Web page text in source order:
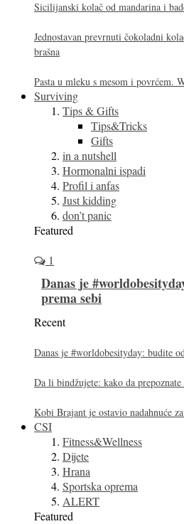
Sicilijanski kolač od mandarina i
Jednostavan prevrnuti čokoladni
brašna
Pasta u mleku s mesom i povrćem.
Surviving
Tips & Gifts
Tips&Tricks
Gifts
in a nutshell
Hormonalni ispadi
Profil i anfas
Just kidding
don’t panic
Featured
1
Danas je
prema sebi
Recent
Danas je #worldobesityday: budite
Da li bindžujete: kako da
Kobi Brajant je ostavio nadahnuće
CSI
Fitness&Wellness
Dijete
Hrana
Sportska oprema
ALERT
Featured